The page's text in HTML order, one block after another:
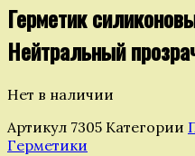
Герметик
Нейтральный
Нет в наличии
Артикул 7305 Категории
Герметики